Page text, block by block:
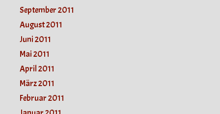
September 2011
August 2011
Juni 2011
Mai 2011
April 2011
März 2011
Februar 2011